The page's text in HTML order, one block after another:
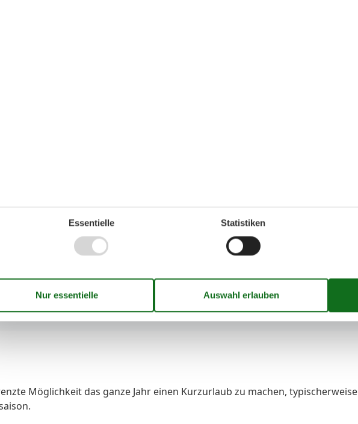
4-Plattenherd, Ceranfeld
am besten...
Wasserlage
Möglichkeit das ganze Jahr einen Kurzurlaub zu machen, typischerweise
Essentielle Statistiken